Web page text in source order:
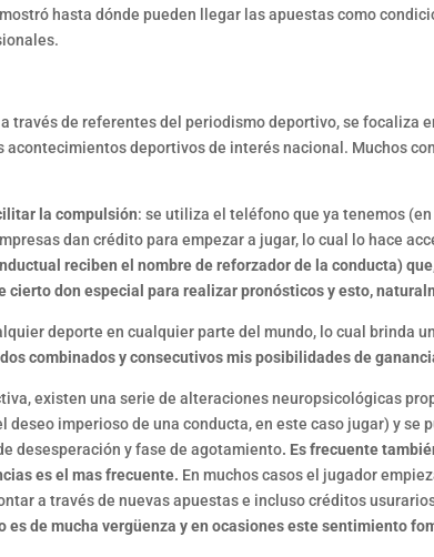
hasta dónde pueden llegar las apuestas como
través de referentes del periodismo deportivo, se focaliza
deportivos de interés nacional. Muchos
la compulsión: se utiliza el teléfono que ya tenemos
dan crédito para empezar a jugar, lo cual lo hace
reciben el nombre de reforzador de la conducta)
don especial para realizar pronósticos y esto,
deporte en cualquier parte del mundo, lo cual brinda
combinados y consecutivos mis posibilidades de
existen una serie de alteraciones neuropsicológicas
imperioso de una conducta, en este caso jugar) y
desesperación y fase de agotamiento. Es frecuente
es el mas frecuente. En muchos casos el jugador
a través de nuevas apuestas e incluso créditos
es de mucha vergüenza y en ocasiones este sentimiento